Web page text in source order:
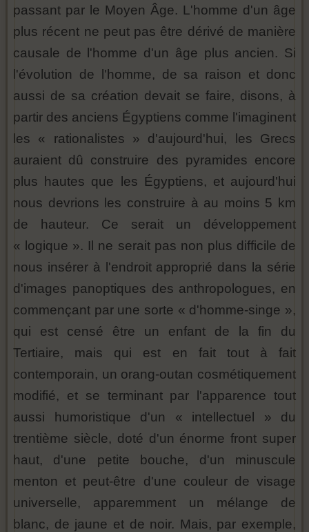
passant par le Moyen Âge. L'homme d'un âge
plus récent ne peut pas être dérivé de manière
causale de l'homme d'un âge plus ancien. Si
l'évolution de l'homme, de sa raison et donc
aussi de sa création devait se faire, disons, à
partir des anciens Égyptiens comme l'imaginent
les « rationalistes » d'aujourd'hui, les Grecs
auraient dû construire des pyramides encore
plus hautes que les Égyptiens, et aujourd'hui
nous devrions les construire à au moins 5 km
de hauteur. Ce serait un développement
« logique ». Il ne serait pas non plus difficile de
nous insérer à l'endroit approprié dans la série
d'images panoptiques des anthropologues, en
commençant par une sorte « d'homme-singe »,
qui est censé être un enfant de la fin du
Tertiaire, mais qui est en fait tout à fait
contemporain, un orang-outan cosmétiquement
modifié, et se terminant par l'apparence tout
aussi humoristique d'un « intellectuel » du
trentième siècle, doté d'un énorme front super
haut, d'une petite bouche, d'un minuscule
menton et peut-être d'une couleur de visage
universelle, apparemment un mélange de
blanc, de jaune et de noir. Mais, par exemple,